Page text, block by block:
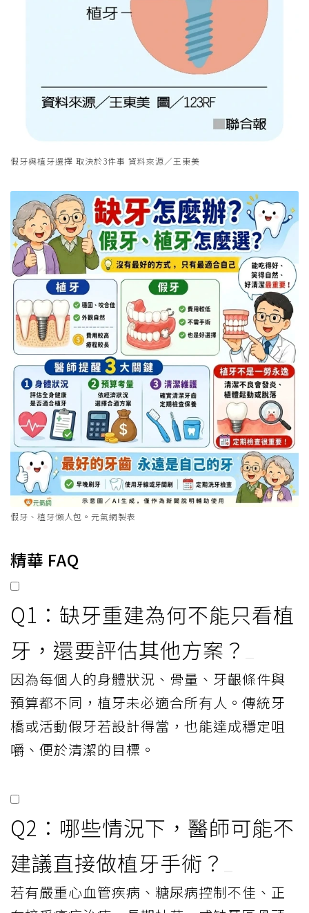
假牙與植牙選擇 取決於3件事 資料來源／王東美
假牙、植牙懶人包。元氣網製表
精華 FAQ
Q1：缺牙重建為何不能只看植
牙，還要評估其他方案？
因為每個人的身體狀況、骨量、牙齦條件與
預算都不同，植牙未必適合所有人。傳統牙
橋或活動假牙若設計得當，也能達成穩定咀
嚼、便於清潔的目標。
Q2：哪些情況下，醫師可能不
建議直接做植牙手術？
若有嚴重心血管疾病、糖尿病控制不佳、正